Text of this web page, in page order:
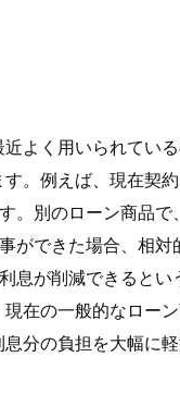
よく用いられてい
。例えば、現在契
。別のローン商品で
ができた場合、相対
が削減できるとい
在の一般的なロー
分の負担を大幅に